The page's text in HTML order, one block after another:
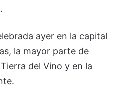
ayer en la capital
la mayor parte de
del Vino y en la